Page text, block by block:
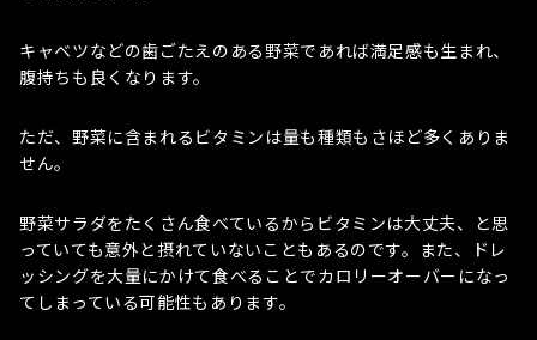
キャベツなどの歯ごたえのある野菜であれば満足感も生まれ、
腹持ちも良くなります。
ただ、野菜に含まれるビタミンは量も種類もさほど多くありま
せん。
野菜サラダをたくさん食べているからビタミンは大丈夫、と思
っていても意外と摂れていないこともあるのです。また、ドレ
ッシングを大量にかけて食べることでカロリーオーバーになっ
てしまっている可能性もあります。